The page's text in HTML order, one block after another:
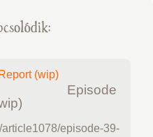
Episode
episode-39-